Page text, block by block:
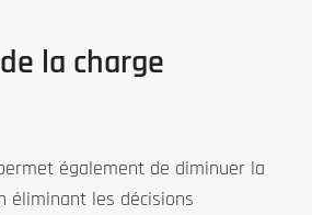
la charge
également de diminuer la
éliminant les décisions